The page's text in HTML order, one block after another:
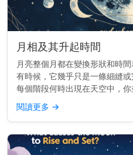
月相及其升起時間
月亮整個月都在變換形狀和時
有時候，它幾乎只是一條細縫
每個階段何時出現在天空中，
個節奏的。 重點提示： 每個月
日落——這取決...
閱讀更多 →